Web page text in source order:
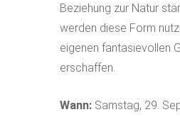
Beziehung zur Natur
werden diese Form
eigenen fantasievollen
erschaffen.
Wann: Samstag, 29.